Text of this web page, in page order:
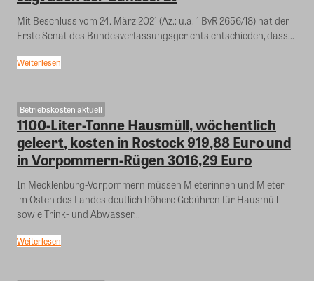
Mit Beschluss vom 24. März 2021 (Az.: u.a. 1 BvR 2656/18) hat der
Erste Senat des Bundesverfassungsgerichts entschieden, dass...
Weiterlesen
Betriebskosten aktuell
1100-Liter-Tonne Hausmüll, wöchentlich
geleert, kosten in Rostock 919,88 Euro und
in Vorpommern-Rügen 3016,29 Euro
In Mecklenburg-Vorpommern müssen Mieterinnen und Mieter
im Osten des Landes deutlich höhere Gebühren für Hausmüll
sowie Trink- und Abwasser...
Weiterlesen